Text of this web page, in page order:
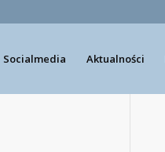
Socialmedia Aktualności